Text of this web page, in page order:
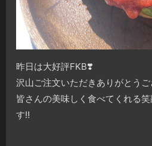
昨日は大好評FKB❣️
沢山ご注文いただきありがとう
皆さんの美味しく食べてくれる
す‼️